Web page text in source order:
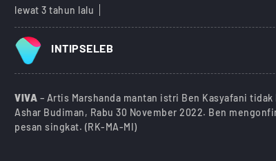
lewat 3 tahun lalu
INTIPSELEB
VIVA – Artis Marshanda mantan istri Ben Kasyafani
Ashar Budiman, Rabu 30 November 2022. Ben
pesan singkat. (RK-MA-MI)